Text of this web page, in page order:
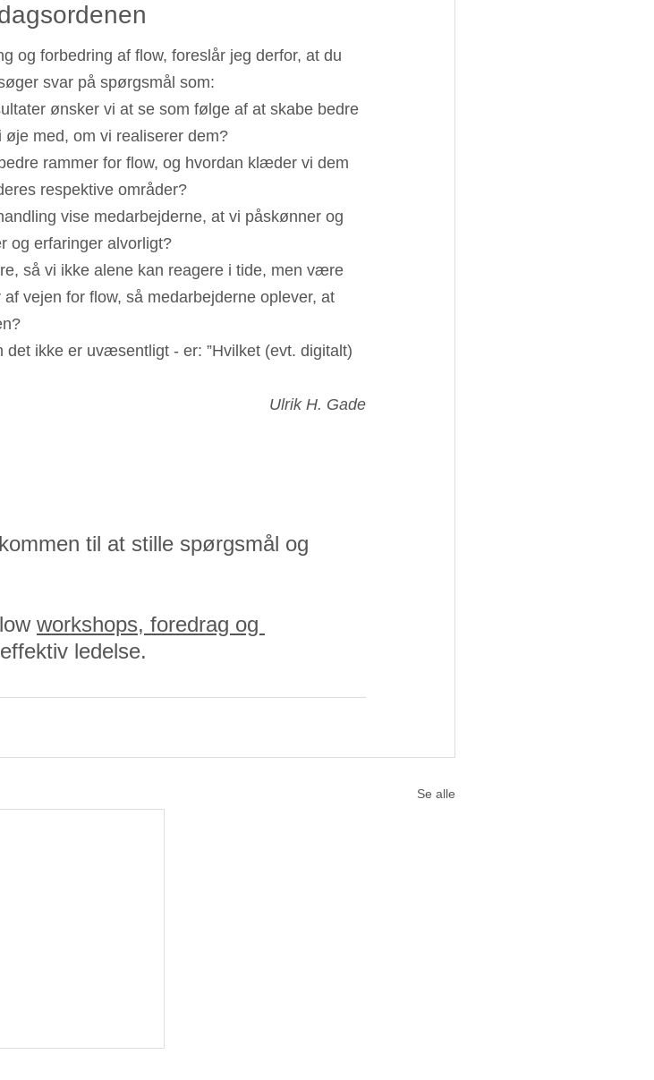
og forbedring af flow, foreslår jeg derfor, at du
svar på spørgsmål som:
ønsker vi at se som følge af at skabe bedre
med, om vi realiserer dem?
rammer for flow, og hvordan klæder vi dem
respektive områder?
vise medarbejderne, at vi påskønner og
og erfaringer alvorligt?
så vi ikke alene kan reagere i tide, men være
vejen for flow, så medarbejderne oplever, at
ikke er uvæsentligt - er: ”Hvilket (evt. digitalt)
Ulrik H. Gade
til at stille spørgsmål og
workshops, foredrag og
ledelse.
Se alle